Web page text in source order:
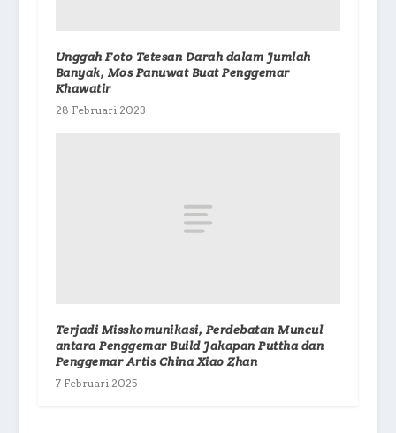
Unggah Foto Tetesan Darah dalam Jumlah
Banyak, Mos Panuwat Buat Penggemar
Khawatir
28 Februari 2023
Terjadi Misskomunikasi, Perdebatan Muncul
antara Penggemar Build Jakapan Puttha dan
Penggemar Artis China Xiao Zhan
7 Februari 2025